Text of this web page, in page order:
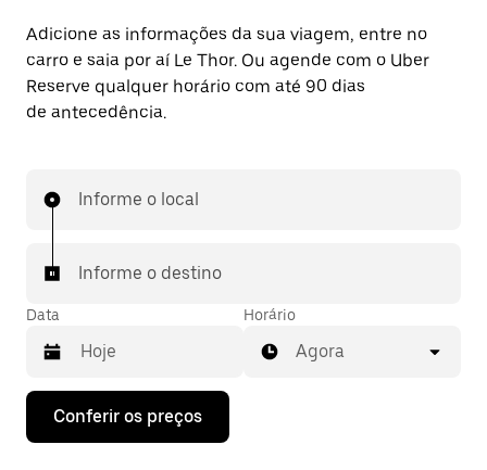
Adicione as informações da sua viagem, entre no
carro e saia por aí Le Thor. Ou agende com o Uber
Reserve qualquer horário com até 90 dias
de antecedência.
Informe o local
Informe o destino
Data
Pressione
seta
Horário
Agora
Conferir os preços